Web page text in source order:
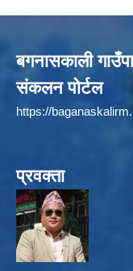
बगनासकाली
संकलन पोर्टल
https://
प्रवक्ता